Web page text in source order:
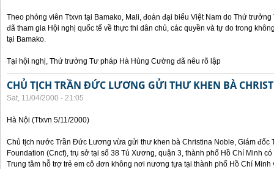
Theo phóng viên Ttxvn tại Bamako, Mali, đoàn đại biểu Việt Nam do Thứ
đã tham gia Hội nghị quốc tế về thực thi dân chủ, các quyền và tự do trong
tại Bamako.
Tại hội nghị, Thứ trưởng Tư pháp Hà Hùng Cường đã nêu rõ lập
CHỦ TỊCH TRẦN ĐỨC LƯƠNG GỬI THƯ KHEN BÀ
Sat, 11/04/2000 - 21:05
Hà Nội (Ttxvn 5/11/2000)
Chủ tịch nước Trần Đức Lương vừa gửi thư khen bà Christina Noble, Giám đốc
Foundation (Cncf), trụ sở tại số 38 Tú Xương, quận 3, thành phố Hồ Chí Minh
Trung tâm hỗ trợ trẻ em cô đơn không nơi nương tựa tại thành phố Hồ Chí Minh